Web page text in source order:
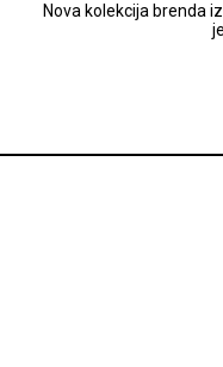
Nova kolekcija brenda